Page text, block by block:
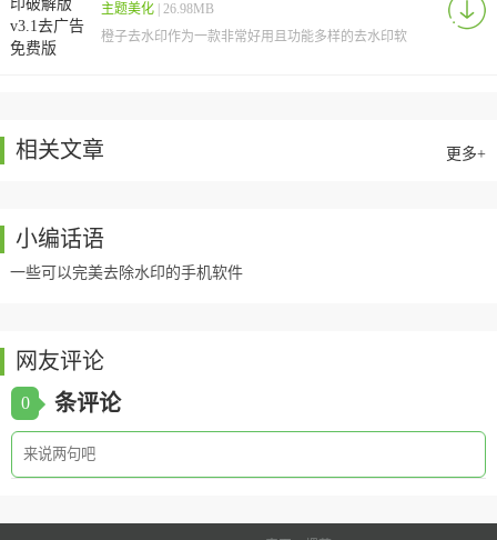
主题美化| 26.98MB
橙子去水印作为一款非常好用且功能多样的去水印软
相关文章 更多+
小编话语
一些可以完美去除水印的手机软件
网友评论
0 条评论